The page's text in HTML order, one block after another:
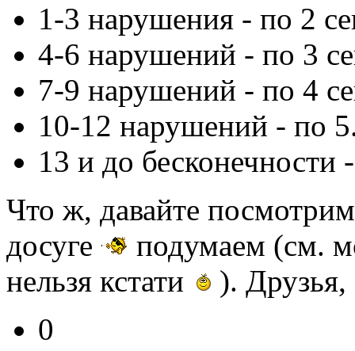
1-3 нарушения - по 2
4-6 нарушений - по 3
7-9 нарушений - по 4
10-12 нарушений - по
13 и до бесконечности
Что ж, давайте
досуге
подумаем (см.
нельзя кстати
).
0